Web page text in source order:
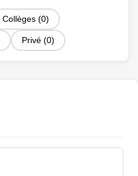
Collèges (0)
Privé (0)